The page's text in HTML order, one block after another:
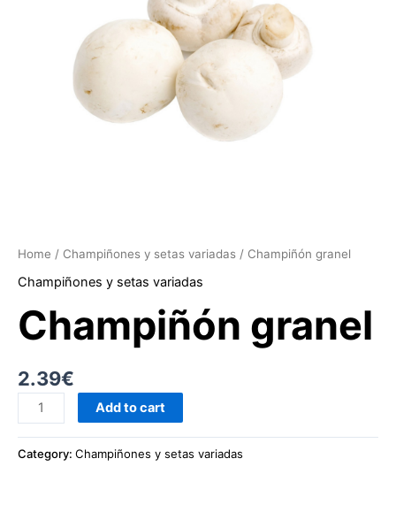
Home / Champiñones y setas variadas / Champiñón granel
Champiñones y setas variadas
Champiñón granel
2.39€
Add to cart
Category: Champiñones y setas variadas